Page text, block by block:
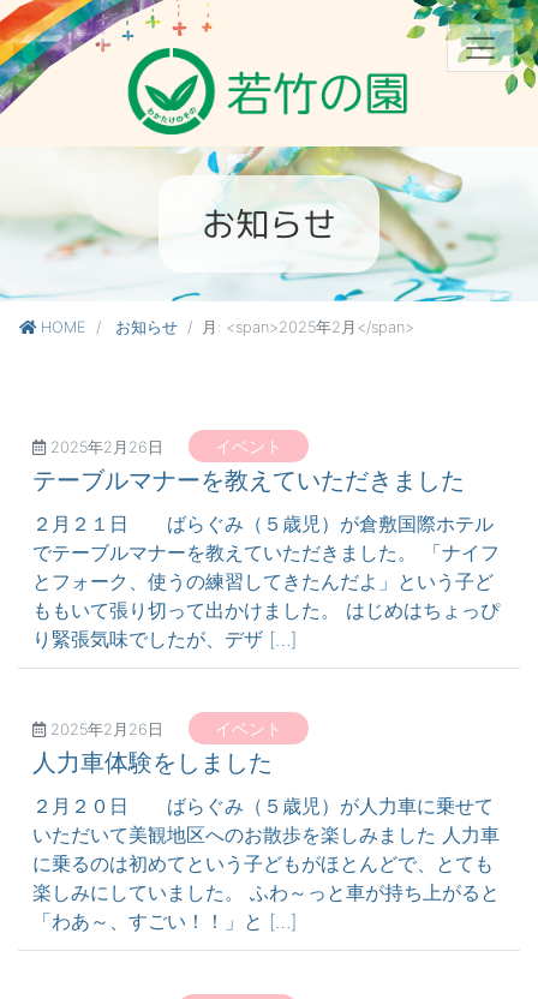
お知らせ
HOME お知らせ 月: <span>2025年2月</span>
2025年2月26日 イベント
テーブルマナーを教えていただきました
２月２１日 ばらぐみ（５歳児）が倉敷国際ホテル
でテーブルマナーを教えていただきました。 「ナイフ
とフォーク、使うの練習してきたんだよ」という子ど
ももいて張り切って出かけました。 はじめはちょっぴ
り緊張気味でしたが、デザ […]
2025年2月26日 イベント
人力車体験をしました
２月２０日 ばらぐみ（５歳児）が人力車に乗せて
いただいて美観地区へのお散歩を楽しみました 人力車
に乗るのは初めてという子どもがほとんどで、とても
楽しみにしていました。 ふわ～っと車が持ち上がると
「わあ～、すごい！！」と […]